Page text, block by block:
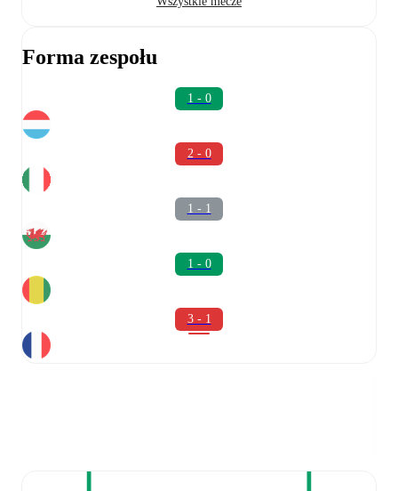
Forma zespołu
1 - 0
2 - 0
1 - 1
1 - 0
3 - 1